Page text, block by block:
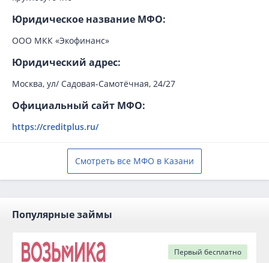
Юридическое название МФО:
ООО МКК «Экофинанс»
Юридический адрес:
Москва, ул/ Садовая-Самотёчная, 24/27
Официальный сайт МФО:
https://creditplus.ru/
Смотреть все МФО в Казани
Популярные займы
Первый бесплатно